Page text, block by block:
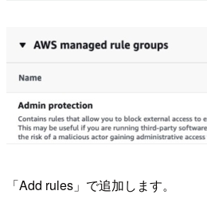
「Add rules」で追加します。